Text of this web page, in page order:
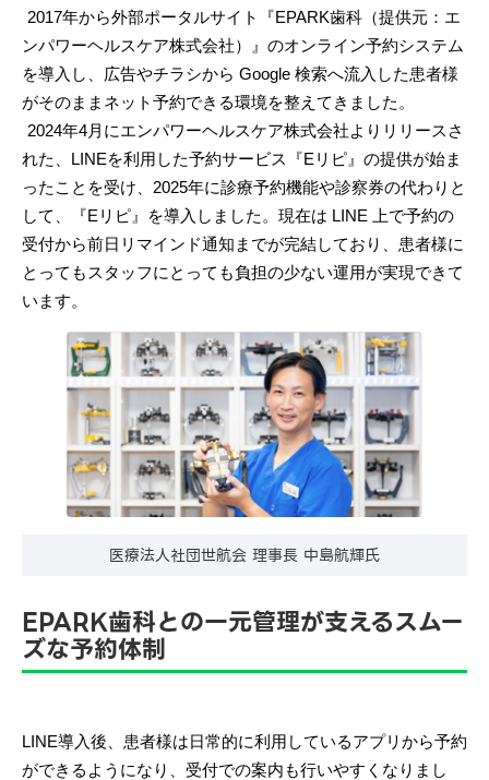
2017年から外部ポータルサイト『EPARK歯科（提供元：エ
ンパワーヘルスケア株式会社）』のオンライン予約システム
を導入し、広告やチラシから Google 検索へ流入した患者様
がそのままネット予約できる環境を整えてきました。
2024年4月にエンパワーヘルスケア株式会社よりリリースさ
れた、LINEを利用した予約サービス『Eリピ』の提供が始ま
ったことを受け、2025年に診療予約機能や診察券の代わりと
して、『Eリピ』を導入しました。現在は LINE 上で予約の
受付から前日リマインド通知までが完結しており、患者様に
とってもスタッフにとっても負担の少ない運用が実現できて
います。
医療法人社団世航会 理事長 中島航輝氏
EPARK歯科との一元管理が支えるスムー
ズな予約体制
LINE導入後、患者様は日常的に利用しているアプリから予約
ができるようになり、受付での案内も行いやすくなりまし